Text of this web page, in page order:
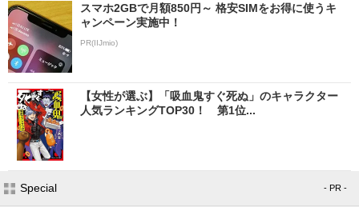
スマホ2GBで月額850円～ 格安SIMをお得に使うキ
ャンペーン実施中！
PR(IIJmio)
【女性が選ぶ】「吸血鬼すぐ死ぬ」のキャラクター
人気ランキングTOP30！ 第1位...
Special - PR -